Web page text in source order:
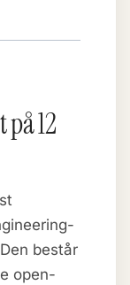
12
består
open-